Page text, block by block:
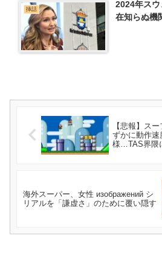
挿話
2024年ス
在知らぬ機
【悲報】ス
ずかに動作速
様…TAS界隈
海外スーパー、女性 изображений シ
リアルを「謙虚さ」のために覆い隠す